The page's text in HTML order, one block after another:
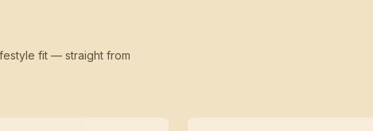
fit — straight from